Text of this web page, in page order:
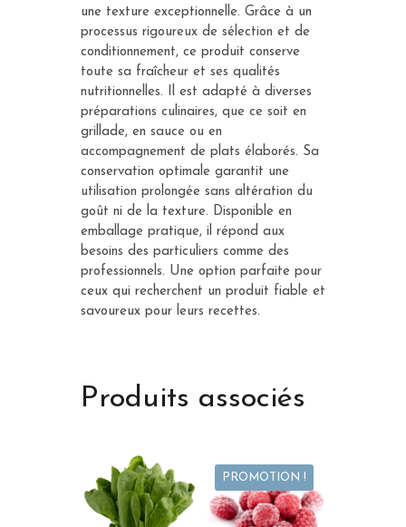
une texture exceptionnelle. Grâce à un
processus rigoureux de sélection et de
conditionnement, ce produit conserve
toute sa fraîcheur et ses qualités
nutritionnelles. Il est adapté à diverses
préparations culinaires, que ce soit en
grillade, en sauce ou en
accompagnement de plats élaborés. Sa
conservation optimale garantit une
utilisation prolongée sans altération du
goût ni de la texture. Disponible en
emballage pratique, il répond aux
besoins des particuliers comme des
professionnels. Une option parfaite pour
ceux qui recherchent un produit fiable et
savoureux pour leurs recettes.
Produits associés
PROMOTION !